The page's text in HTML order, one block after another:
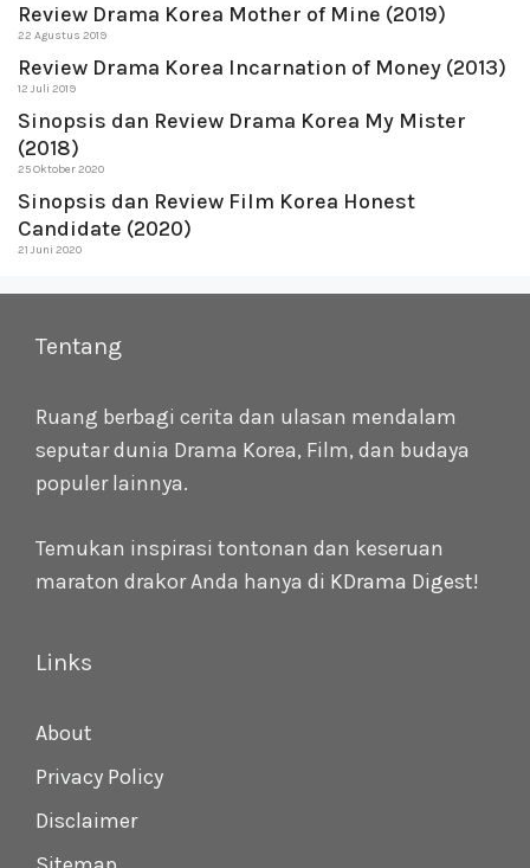
Review Drama Korea Mother of Mine (2019)
22 Agustus 2019
Review Drama Korea Incarnation of Money (2013)
12 Juli 2019
Sinopsis dan Review Drama Korea My Mister
(2018)
25 Oktober 2020
Sinopsis dan Review Film Korea Honest
Candidate (2020)
21 Juni 2020
Tentang
Ruang berbagi cerita dan ulasan mendalam
seputar dunia Drama Korea, Film, dan budaya
populer lainnya.
Temukan inspirasi tontonan dan keseruan
maraton drakor Anda hanya di KDrama Digest!
Links
About
Privacy Policy
Disclaimer